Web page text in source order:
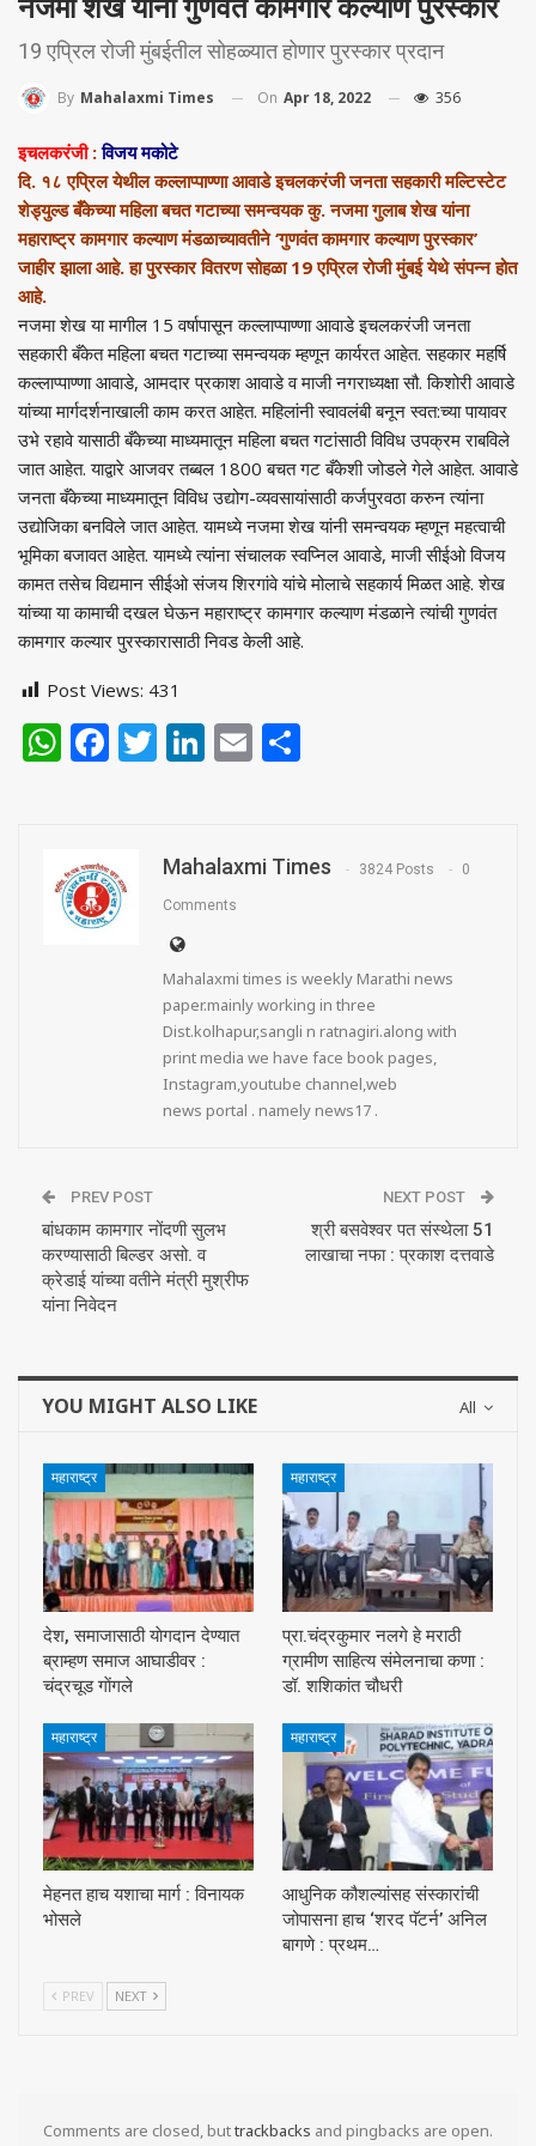
नजमा शेख यांना गुणवंत कामगार कल्याण पुरस्कार
19 एप्रिल रोजी मुंबईतील सोहळ्यात होणार पुरस्कार प्रदान
By Mahalaxmi Times On Apr 18, 2022 356
इचलकरंजी:विजय मकोटे
दि. १८ एप्रिल येथील कल्लाप्पाण्णा आवाडे इचलकरंजी जनता सहकारी मल्टिस्टेट
शेड्युल्ड बँकेच्या महिला बचत गटाच्या समन्वयक कु. नजमा गुलाब शेख यांना
महाराष्ट्र कामगार कल्याण मंडळाच्यावतीने ‘गुणवंत कामगार कल्याण पुरस्कार’
जाहीर झाला आहे. हा पुरस्कार वितरण सोहळा 19 एप्रिल रोजी मुंबई येथे संपन्न होत
आहे.
नजमा शेख या मागील 15 वर्षापासून कल्लाप्पाण्णा आवाडे इचलकरंजी जनता
सहकारी बँकेत महिला बचत गटाच्या समन्वयक म्हणून कार्यरत आहेत. सहकार महर्षि
कल्लाप्पाण्णा आवाडे, आमदार प्रकाश आवाडे व माजी नगराध्यक्षा सौ. किशोरी आवाडे
यांच्या मार्गदर्शनाखाली काम करत आहेत. महिलांनी स्वावलंबी बनून स्वत:च्या पायावर
उभे रहावे यासाठी बँकेच्या माध्यमातून महिला बचत गटांसाठी विविध उपक्रम राबविले
जात आहेत. याद्वारे आजवर तब्बल 1800 बचत गट बँकेशी जोडले गेले आहेत. आवाडे
जनता बँकेच्या माध्यमातून विविध उद्योग-व्यवसायांसाठी कर्जपुरवठा करुन त्यांना
उद्योजिका बनविले जात आहेत. यामध्ये नजमा शेख यांनी समन्वयक म्हणून महत्वाची
भूमिका बजावत आहेत. यामध्ये त्यांना संचालक स्वप्निल आवाडे, माजी सीईओ विजय
कामत तसेच विद्यमान सीईओ संजय शिरगांवे यांचे मोलाचे सहकार्य मिळत आहे. शेख
यांच्या या कामाची दखल घेऊन महाराष्ट्र कामगार कल्याण मंडळाने त्यांची गुणवंत
कामगार कल्यार पुरस्कारासाठी निवड केली आहे.
Post Views: 431
WhatsApp
Facebook
Twitter
LinkedIn
Email
Mahalaxmi Times 3824 Posts 0
Comments
Mahalaxmi times is weekly Marathi news
paper.mainly working in three
Dist.kolhapur,sangli n ratnagiri.along with
print media we have face book pages,
Instagram,youtube channel,web
news portal . namely news17 .
PREV POST
बांधकाम कामगार नोंदणी सुलभ
करण्यासाठी बिल्डर असो. व
क्रेडाई यांच्या वतीने मंत्री मुश्रीफ
यांना निवेदन
NEXT POST
श्री बसवेश्‍वर पत संस्थेला 51
लाखाचा नफा : प्रकाश दत्तवाडे
All
YOU MIGHT ALSO LIKE
महाराष्ट्र
देश, समाजासाठी याेगदान देण्यात
ब्राम्हण समाज आघाडीवर :
चंद्रचूड गाेंगले
महाराष्ट्र
प्रा.चंद्रकुमार नलगे हे मराठी
ग्रामीण साहित्य संमेलनाचा कणा :
डॉ. शशिकांत चौधरी
महाराष्ट्र
मेहनत हाच यशाचा मार्ग : विनायक
भोसले
महाराष्ट्र
आधुनिक कौशल्यांसह संस्कारांची
जोपासना हाच ‘शरद पॅटर्न’ अनिल
बागणे : प्रथम…
PREV NEXT
Comments are closed, buttrackbacks and pingbacks are open.